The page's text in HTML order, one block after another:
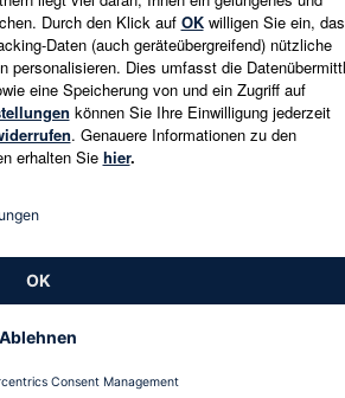
E-Mail-Adresse eingeben
Es gelten die Datenschutzrichtlinien und die
Rechtliches